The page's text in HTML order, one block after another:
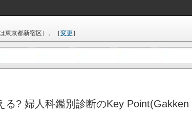
東京都新宿区 ）。 ［変更］
る? 婦人科鑑別診断のKey Point(Gakken